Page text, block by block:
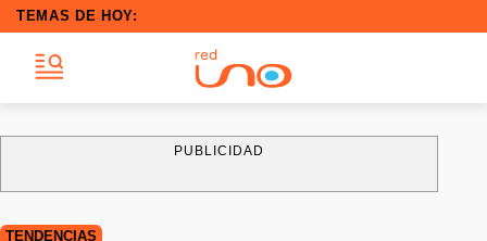
TEMAS DE HOY:
PUBLICIDAD
TENDENCIAS